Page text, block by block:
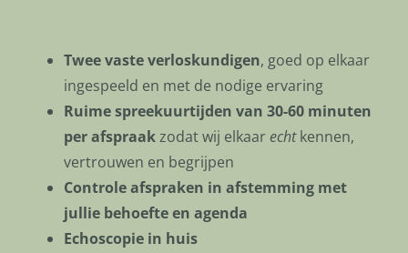
Twee vaste verloskundigen, goed op elkaar
ingespeeld en met de nodige ervaring
Ruime spreekuurtijden van 30-60 minuten
per afspraakzodat wij elkaar echtkennen,
vertrouwen en begrijpen
Controle afspraken in afstemming met
jullie behoefte en agenda
Echoscopie in huis